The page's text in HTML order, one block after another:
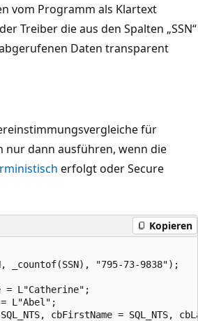
vom Programm als Klartext
Treiber die aus den Spalten „SSN“
Daten transparent
für
nur dann ausführen, wenn die
erfolgt oder Secure
Kopieren
_countof(SSN), "795-73-9838");
= L"Catherine";
= L"Abel";
SQL_NTS, cbFirstName = SQL_NTS,